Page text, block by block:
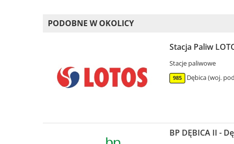
PODOBNE W OKOLICY
Stacja Paliw
Stacje paliwowe
985 Dębica (woj.
BP DĘBICA II -